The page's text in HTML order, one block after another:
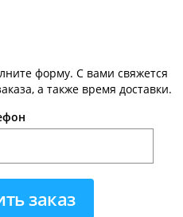
форму. С вами свяжется
а также время доставки.